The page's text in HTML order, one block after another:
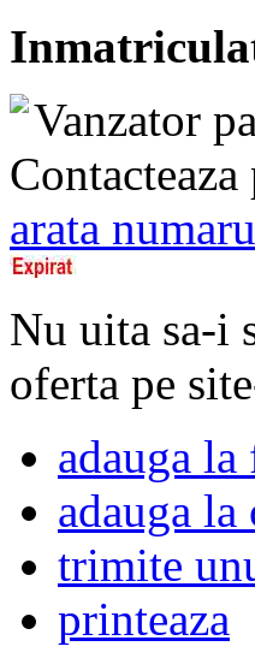
Vanzator
arata
Nu uita sa-i
oferta pe
adauga
adauga la
trimite
printeaza